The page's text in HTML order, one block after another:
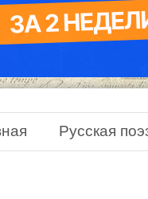
Русская